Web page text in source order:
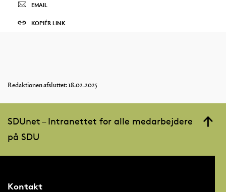
EMAIL
KOPIÉR LINK
Redaktionen afsluttet: 18.02.2025
SDUnet – Intranettet for alle medarbejdere
på SDU
Kontakt